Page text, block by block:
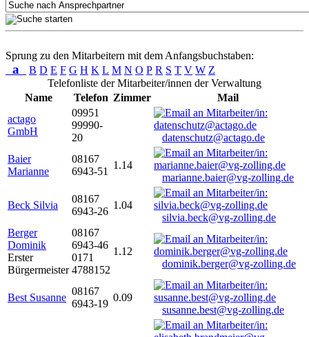
Sprung zu den Mitarbeitern mit dem Anfangsbuchstaben:
a B D E F G H K L M N O P R S T V W Z
Telefonliste der Mitarbeiter/innen der Verwaltung
Name
Telefon Zimmer
Mail
actago
GmbH
09951
99990-
20
datenschutz@actago.de
Baier
Marianne
08167
6943-51
1.14
marianne.baier@vg-zolling.de
Beck Silvia
08167
6943-26
1.04
silvia.beck@vg-zolling.de
Berger
Dominik
Erster
Bürgermeister
08167
6943-46
0171
4788152
1.12
dominik.berger@vg-zolling.de
Best Susanne
08167
6943-19
0.09
susanne.best@vg-zolling.de